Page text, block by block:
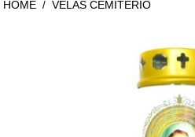
HOME / VELAS CEMITÉRIO